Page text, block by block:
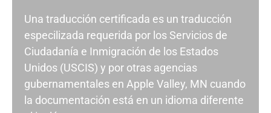
Una traducción certificada es un traducción
especilizada requerida por los Servicios de
Ciudadanía e Inmigración de los Estados
Unidos (USCIS) y por otras agencias
gubernamentales en Apple Valley, MN cuando
la documentación está en un idioma diferente